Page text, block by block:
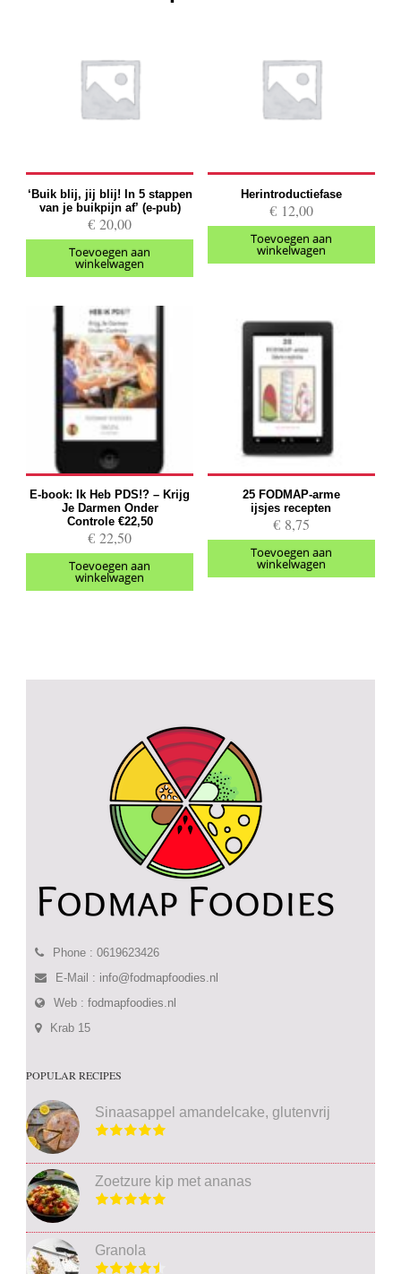
‘Buik blij, jij blij! In 5 stappen
van je buikpijn af’ (e-pub)
€ 20,00
Toevoegen aan
winkelwagen
Herintroductiefase
€12,00
Toevoegen aan
winkelwagen
E-book: Ik Heb PDS!? – Krijg
Je Darmen Onder
Controle €22,50
€ 22,50
Toevoegen aan
winkelwagen
25 FODMAP-arme
ijsjes recepten
€8,75
Toevoegen aan
winkelwagen
Phone : 0619623426
E-Mail : info@fodmapfoodies.nl
Web :fodmapfoodies.nl
Krab 15
POPULAR RECIPES
Sinaasappel amandelcake, glutenvrij
Zoetzure kip met ananas
Granola